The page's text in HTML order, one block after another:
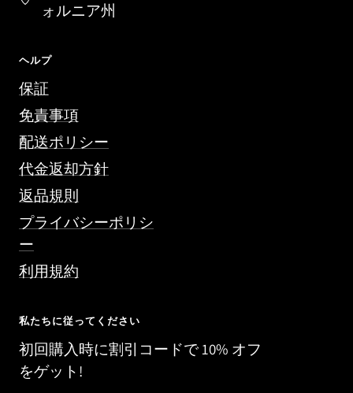
ォルニア州
ヘルプ
保証
免責事項
配送ポリシー
代金返却方針
返品規則
プライバシーポリシ
ー
利用規約
私たちに従ってください
初回購入時に割引コードで 10% オフ
をゲット!